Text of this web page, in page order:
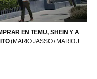
EN TEMU, SHEIN Y A
(MARIO JASSO / MARIO J